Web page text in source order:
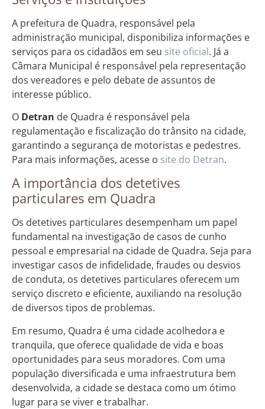
A prefeitura de Quadra, responsável pela
administração municipal, disponibiliza informações e
serviços para os cidadãos em seu site oficial. Já a
Câmara Municipal é responsável pela representação
dos vereadores e pelo debate de assuntos de
interesse público.
O Detran de Quadra é responsável pela
regulamentação e fiscalização do trânsito na cidade,
garantindo a segurança de motoristas e pedestres.
Para mais informações, acesse o site do Detran.
A importância dos detetives
particulares em Quadra
Os detetives particulares desempenham um papel
fundamental na investigação de casos de cunho
pessoal e empresarial na cidade de Quadra. Seja para
investigar casos de infidelidade, fraudes ou desvios
de conduta, os detetives particulares oferecem um
serviço discreto e eficiente, auxiliando na resolução
de diversos tipos de problemas.
Em resumo, Quadra é uma cidade acolhedora e
tranquila, que oferece qualidade de vida e boas
oportunidades para seus moradores. Com uma
população diversificada e uma infraestrutura bem
desenvolvida, a cidade se destaca como um ótimo
lugar para se viver e trabalhar.